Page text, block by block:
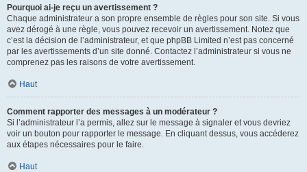
Pourquoi ai-je reçu un avertissement ?
Chaque administrateur a son propre ensemble de règles pour son site. Si vous
avez dérogé à une règle, vous pouvez recevoir un avertissement. Notez que
c’est la décision de l’administrateur, et que phpBB Limited n’est pas concerné
par les avertissements d’un site donné. Contactez l’administrateur si vous ne
comprenez pas les raisons de votre avertissement.
Haut
Comment rapporter des messages à un modérateur ?
Si l’administrateur l’a permis, allez sur le message à signaler et vous devriez
voir un bouton pour rapporter le message. En cliquant dessus, vous accéderez
aux étapes nécessaires pour le faire.
Haut